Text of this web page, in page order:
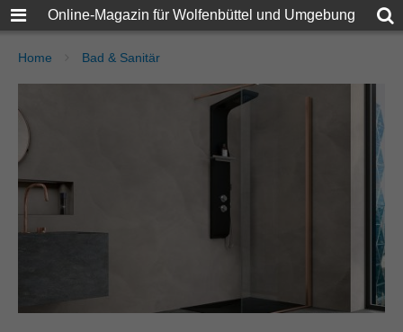
Online-Magazin für Wolfenbüttel und Umgebung
Home Bad & Sanitär